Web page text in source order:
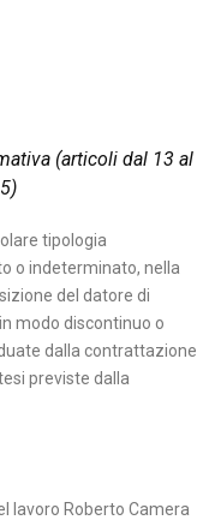
(articoli dal 13 al
tipologia
o indeterminato, nella
del datore di
modo discontinuo o
dalla contrattazione
previste dalla
lavoro Roberto Camera